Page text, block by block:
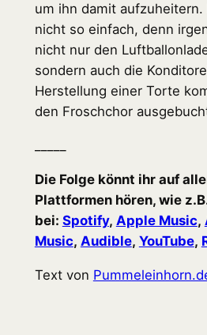
um ihn damit
nicht so einfach, denn
nicht nur den
sondern auch die
Herstellung einer Torte
den Froschchor
Die Folge könnt ihr auf
Plattformen hören, wie
bei: Spotify, Apple Music,
Music, Audible, YouTube,
Text von